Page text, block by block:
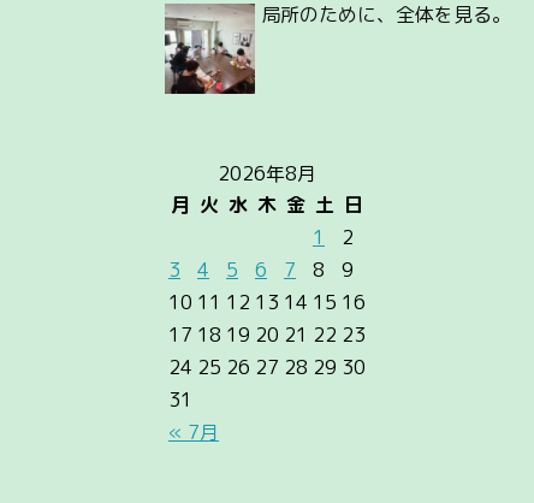
局所のために、全体を見る。
2026年8月
月 火 水 木 金 土 日
« 7月
1
2
3
4 5 6 7 8
9
10 11 12 13 14 15 16
17 18 19 20 21 22 23
24 25 26 27 28 29 30
31